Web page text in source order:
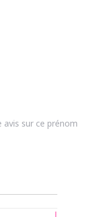
avis sur ce prénom